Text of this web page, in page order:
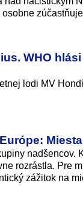
WHO
lodi MV
nadšencov.
rozrástla. Pre
zážitok na